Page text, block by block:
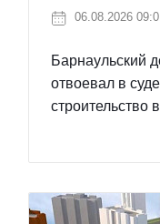
06.08.2026
Барнаульский
отвоевал в
строительство